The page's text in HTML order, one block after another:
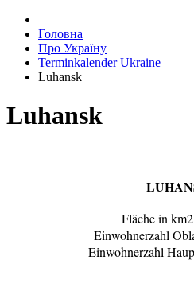
Головна
Про Україну
Terminkalender Ukraine
Luhansk
Luhansk
Fläche in
Einwohnerzahl
Einwohnerzahl